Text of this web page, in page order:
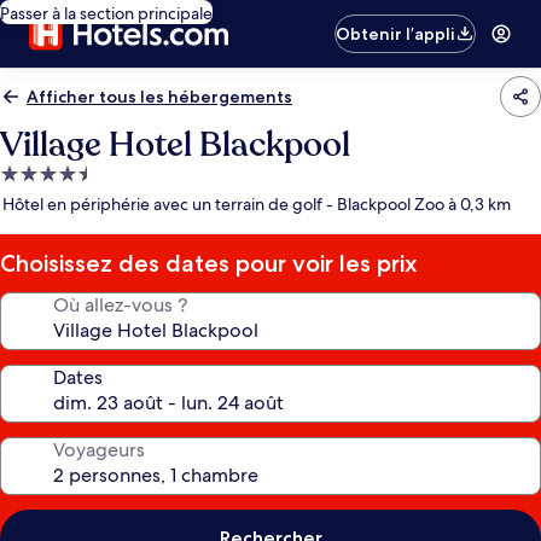
Passer à la section principale
Obtenir l’appli
Afficher tous les hébergements
Village Hotel Blackpool
Hébergement
4.5 étoiles
Hôtel en périphérie avec un terrain de golf - Blackpool Zoo à 0,3 km
Choisissez des dates pour voir les prix
Où allez-vous ?
Dates
Voyageurs